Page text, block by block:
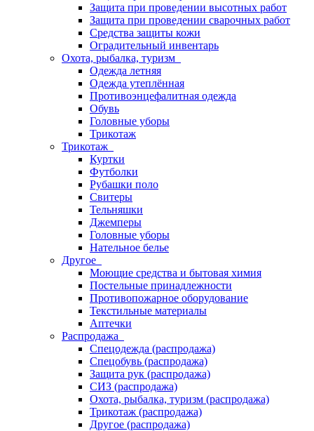
Защита при проведении высотных работ
Защита при проведении сварочных работ
Средства защиты кожи
Оградительный инвентарь
Охота, рыбалка, туризм
Одежда летняя
Одежда утеплённая
Противоэнцефалитная одежда
Обувь
Головные уборы
Трикотаж
Трикотаж
Куртки
Футболки
Рубашки поло
Свитеры
Тельняшки
Джемперы
Головные уборы
Нательное белье
Другое
Моющие средства и бытовая химия
Постельные принадлежности
Противопожарное оборудование
Текстильные материалы
Аптечки
Распродажа
Спецодежда (распродажа)
Спецобувь (распродажа)
Защита рук (распродажа)
СИЗ (распродажа)
Охота, рыбалка, туризм (распродажа)
Трикотаж (распродажа)
Другое (распродажа)